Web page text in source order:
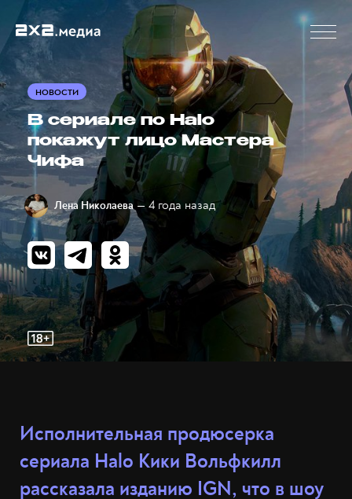
НОВОСТИ
В сериале по Halo
покажут лицо Мастера
Чифа
Лена Николаева — 4 года назад
Исполнительная продюсерка
сериала Halo Кики Вольфкилл
рассказала изданию IGN, что в шоу